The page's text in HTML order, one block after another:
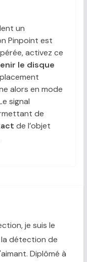
un
Pinpoint est
activez ce
le disque
alors en mode
signal
de
de l’objet
je suis le
détection de
Diplômé à